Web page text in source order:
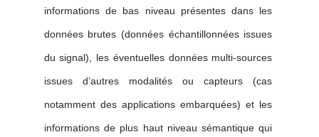
informations de bas niveau présentes dans les
données brutes (données échantillonnées issues
du signal), les éventuelles données multi-sources
issues d’autres modalités ou capteurs (cas
notamment des applications embarquées) et les
informations de plus haut niveau sémantique qui